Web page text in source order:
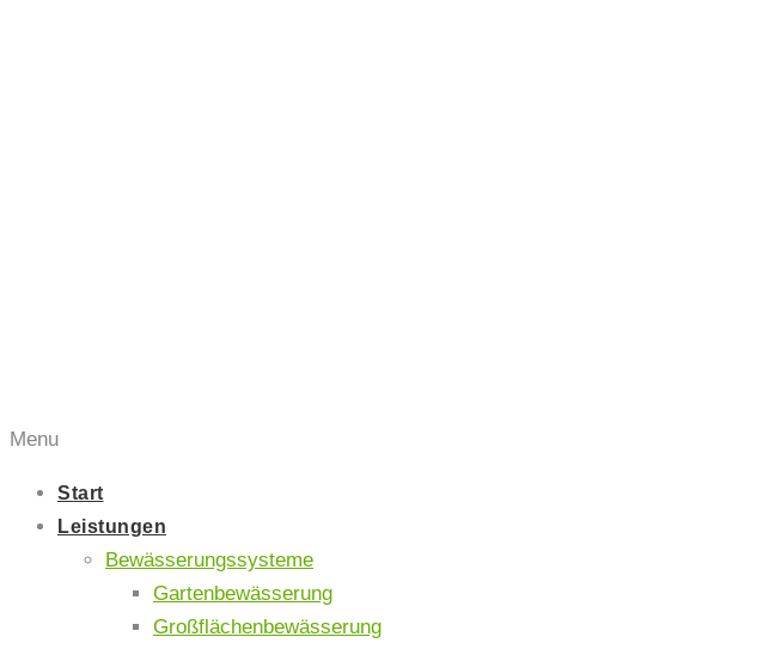
Menu
Start
Leistungen
Bewässerungssysteme
Gartenbewässerung
Großflächenbewässerung